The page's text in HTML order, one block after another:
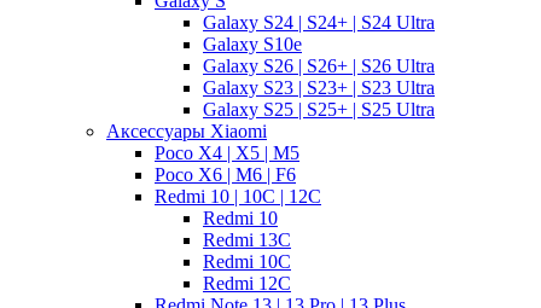
Galaxy S24 | S24+ | S24 Ultra
Galaxy S10e
Galaxy S26 | S26+ | S26 Ultra
Galaxy S23 | S23+ | S23 Ultra
Galaxy S25 | S25+ | S25 Ultra
Аксессуары Xiaomi
Poco X4 | X5 | M5
Poco X6 | M6 | F6
Redmi 10 | 10C | 12C
Redmi 10
Redmi 13C
Redmi 10C
Redmi 12C